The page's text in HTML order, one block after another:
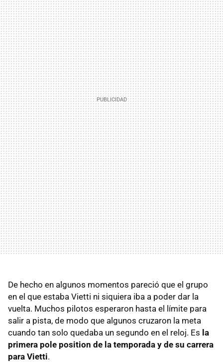
De hecho en algunos momentos pareció que el grupo
en el que estaba Vietti ni siquiera iba a poder dar la
vuelta. Muchos pilotos esperaron hasta el límite para
salir a pista, de modo que algunos cruzaron la meta
cuando tan solo quedaba un segundo en el reloj. Es la
primera pole position de la temporada y de su carrera
para Vietti.